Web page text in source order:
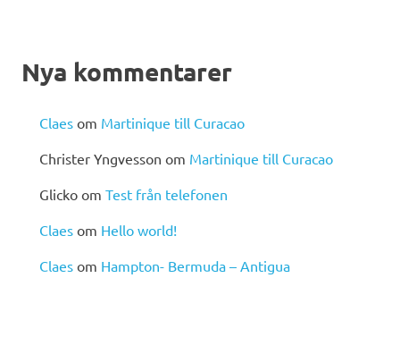
Nya kommentarer
Claes om Martinique till Curacao
Christer Yngvesson om Martinique till Curacao
Glicko om Test från telefonen
Claes om Hello world!
Claes om Hampton- Bermuda – Antigua